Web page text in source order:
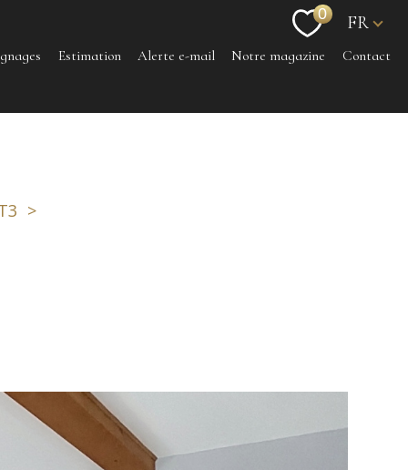
0 FR
Estimation Alerte e-mail Notre magazine Contact